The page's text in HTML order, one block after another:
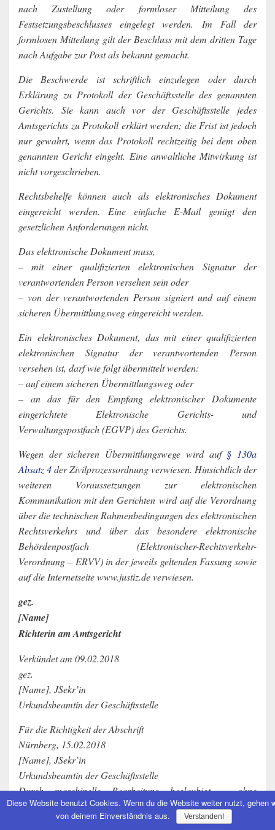
nach Zustellung oder formloser Mitteilung des
Festsetzungsbeschlusses eingelegt werden. Im Fall der
formlosen Mitteilung gilt der Beschluss mit dem dritten Tage
nach Aufgabe zur Post als bekannt gemacht.
Die Beschwerde ist schriftlich einzulegen oder durch
Erklärung zu Protokoll der Geschäftsstelle des genannten
Gerichts. Sie kann auch vor der Geschäftsstelle jedes
Amtsgerichts zu Protokoll erklärt werden; die Frist ist jedoch
nur gewahrt, wenn das Protokoll rechtzeitig bei dem oben
genannten Gericht eingeht. Eine anwaltliche Mitwirkung ist
nicht vorgeschrieben.
Rechtsbehelfe können auch als elektronisches Dokument
eingereicht werden. Eine einfache E-Mail genügt den
gesetzlichen Anforderungen nicht.
Das elektronische Dokument muss,
– mit einer qualifizierten elektronischen Signatur der
verantwortenden Person versehen sein oder
– von der verantwortenden Person signiert und auf einem
sicheren Übermittlungsweg eingereicht werden.
Ein elektronisches Dokument, das mit einer qualifizierten
elektronischen Signatur der verantwortenden Person
versehen ist, darf wie folgt übermittelt werden:
– auf einem sicheren Übermittlungsweg oder
– an das für den Empfang elektronischer Dokumente
eingerichtete Elektronische Gerichts- und
Verwaltungspostfach (EGVP) des Gerichts.
Wegen der sicheren Übermittlungswege wird auf § 130a
Absatz 4der Zivilprozessordnung verwiesen. Hinsichtlich der
weiteren Voraussetzungen zur elektronischen
Kommunikation mit den Gerichten wird auf die Verordnung
über die technischen Rahmenbedingungen des elektronischen
Rechtsverkehrs und über das besondere elektronische
Behördenpostfach (Elektronischer-Rechtsverkehr-
Verordnung – ERVV) in der jeweils geltenden Fassung sowie
auf die Internetseite www.justiz.de verwiesen.
gez.
[Name]
Richterin am Amtsgericht
Verkündet am 09.02.2018
gez.
[Name], JSekr’in
Urkundsbeamtin der Geschäftsstelle
Für die Richtigkeit der Abschrift
Nürnberg, 15.02.2018
[Name], JSekr’in
Urkundsbeamtin der Geschäftsstelle
Durch maschinelle Bearbeitung beglaubigt – ohne
Unterschrift gültig (…)
Diese Website benutzt Cookies. Wenn du die Website weiter nutzt, gehen
von deinem Einverständnis aus.
Verstanden!